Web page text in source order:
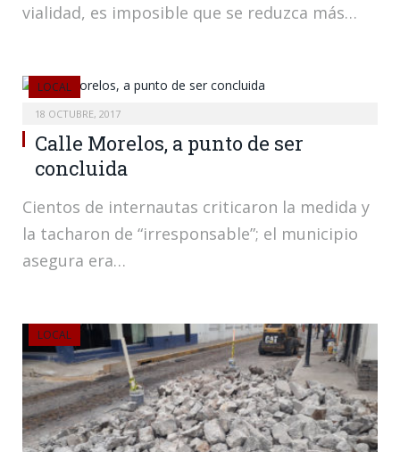
vialidad, es imposible que se reduzca más…
LOCAL
18 OCTUBRE, 2017
Calle Morelos, a punto de ser
concluida
Cientos de internautas criticaron la medida y
la tacharon de “irresponsable”; el municipio
asegura era…
LOCAL